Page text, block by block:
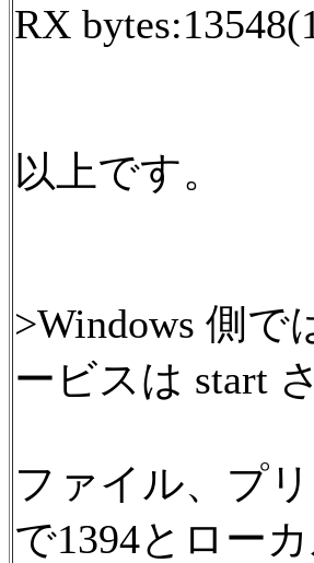
RX
以上です。
>Windows 側で
ービスは start
ファイル、プ
で1394とロー